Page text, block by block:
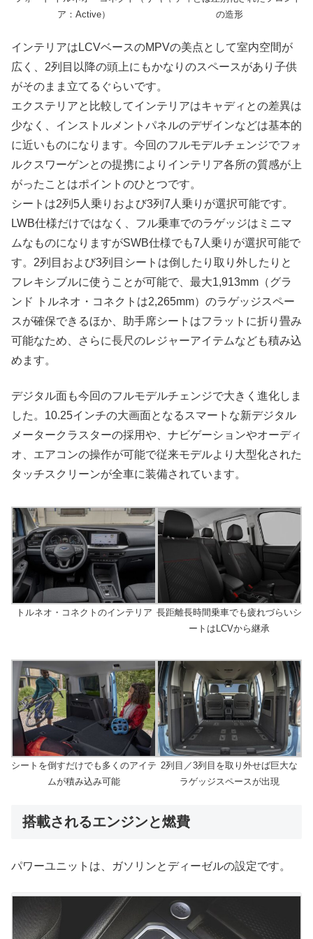
ア：Active）
の造形
インテリアはLCVベースのMPVの美点として室内空間が
広く、2列目以降の頭上にもかなりのスペースがあり子供
がそのまま立てるぐらいです。
エクステリアと比較してインテリアはキャディとの差異は
少なく、インストルメントパネルのデザインなどは基本的
に近いものになります。今回のフルモデルチェンジでフォ
ルクスワーゲンとの提携によりインテリア各所の質感が上
がったことはポイントのひとつです。
シートは2列5人乗りおよび3列7人乗りが選択可能です。
LWB仕様だけではなく、フル乗車でのラゲッジはミニマ
ムなものになりますがSWB仕様でも7人乗りが選択可能で
す。2列目および3列目シートは倒したり取り外したりと
フレキシブルに使うことが可能で、最大1,913mm（グラ
ンド トルネオ・コネクトは2,265mm）のラゲッジスペー
スが確保できるほか、助手席シートはフラットに折り畳み
可能なため、さらに長尺のレジャーアイテムなども積み込
めます。
デジタル面も今回のフルモデルチェンジで大きく進化しま
した。10.25インチの大画面となるスマートな新デジタル
メータークラスターの採用や、ナビゲーションやオーディ
オ、エアコンの操作が可能で従来モデルより大型化された
タッチスクリーンが全車に装備されています。
トルネオ・コネクトのインテリア 長距離長時間乗車でも疲れづらいシ
ートはLCVから継承
シートを倒すだけでも多くのアイテ
ムが積み込み可能
2列目／3列目を取り外せば巨大な
ラゲッジスペースが出現
搭載されるエンジンと燃費
パワーユニットは、ガソリンとディーゼルの設定です。